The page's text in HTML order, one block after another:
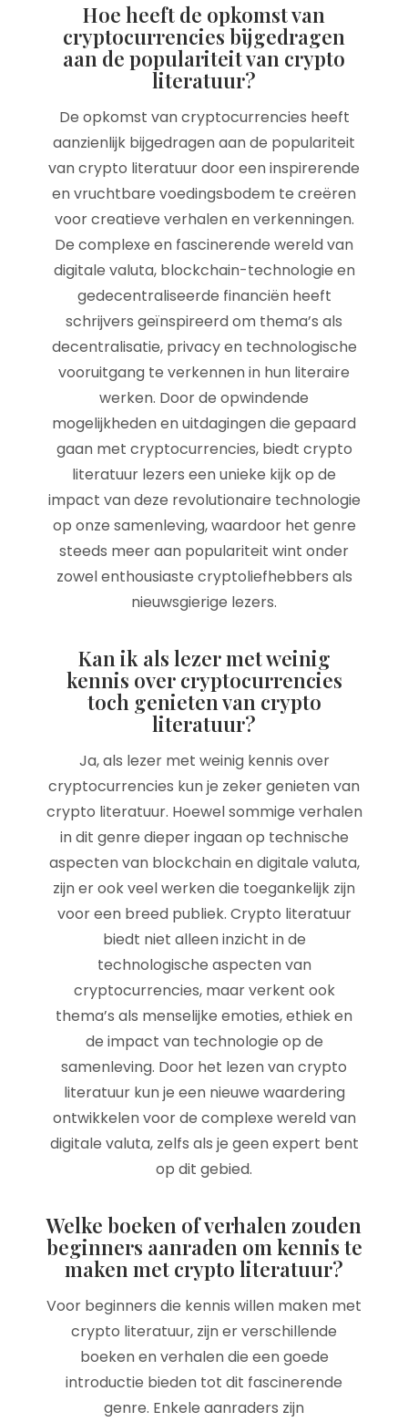
Hoe heeft de opkomst van
cryptocurrencies bijgedragen
aan de populariteit van crypto
literatuur?
De opkomst van cryptocurrencies heeft
aanzienlijk bijgedragen aan de populariteit
van crypto literatuur door een inspirerende
en vruchtbare voedingsbodem te creëren
voor creatieve verhalen en verkenningen.
De complexe en fascinerende wereld van
digitale valuta, blockchain-technologie en
gedecentraliseerde financiën heeft
schrijvers geïnspireerd om thema’s als
decentralisatie, privacy en technologische
vooruitgang te verkennen in hun literaire
werken. Door de opwindende
mogelijkheden en uitdagingen die gepaard
gaan met cryptocurrencies, biedt crypto
literatuur lezers een unieke kijk op de
impact van deze revolutionaire technologie
op onze samenleving, waardoor het genre
steeds meer aan populariteit wint onder
zowel enthousiaste cryptoliefhebbers als
nieuwsgierige lezers.
Kan ik als lezer met weinig
kennis over cryptocurrencies
toch genieten van crypto
literatuur?
Ja, als lezer met weinig kennis over
cryptocurrencies kun je zeker genieten van
crypto literatuur. Hoewel sommige verhalen
in dit genre dieper ingaan op technische
aspecten van blockchain en digitale valuta,
zijn er ook veel werken die toegankelijk zijn
voor een breed publiek. Crypto literatuur
biedt niet alleen inzicht in de
technologische aspecten van
cryptocurrencies, maar verkent ook
thema’s als menselijke emoties, ethiek en
de impact van technologie op de
samenleving. Door het lezen van crypto
literatuur kun je een nieuwe waardering
ontwikkelen voor de complexe wereld van
digitale valuta, zelfs als je geen expert bent
op dit gebied.
Welke boeken of verhalen zouden
beginners aanraden om kennis te
maken met crypto literatuur?
Voor beginners die kennis willen maken met
crypto literatuur, zijn er verschillende
boeken en verhalen die een goede
introductie bieden tot dit fascinerende
genre. Enkele aanraders zijn